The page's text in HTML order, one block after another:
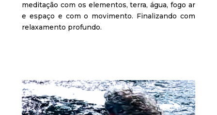
meditação com os elementos, terra, água, fogo ar
e espaço e com o movimento. Finalizando com
relaxamento profundo.